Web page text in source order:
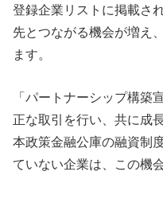
登録企業リストに掲載さ
先とつながる機会が増え
ます。
「パートナーシップ構築
正な取引を行い、共に成
本政策金融公庫の融資制
ていない企業は、この機